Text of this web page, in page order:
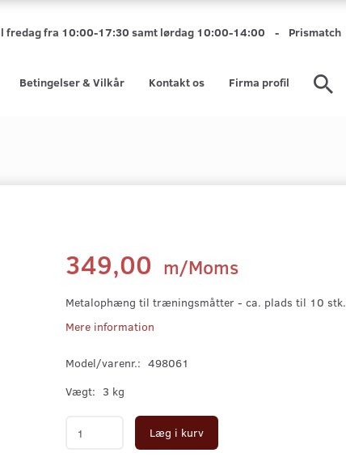
fredag fra 10:00-17:30 samt lørdag 10:00-14:00 - Prismatch
Firma profil
Kontakt os
Betingelser & Vilkår
349,00 m/Moms
Metalophæng til træningsmåtter - ca. plads til 10 stk.
Mere information
Model/varenr.: 498061
Vægt: 3 kg
Læg i kurv